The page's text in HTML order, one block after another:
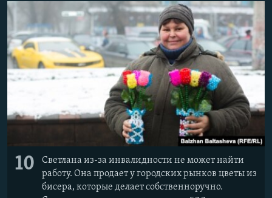
10
Светлана из-за инвалидности не может найти
работу. Она продает у городских рынков цветы из
бисера, которые делает собственноручно.